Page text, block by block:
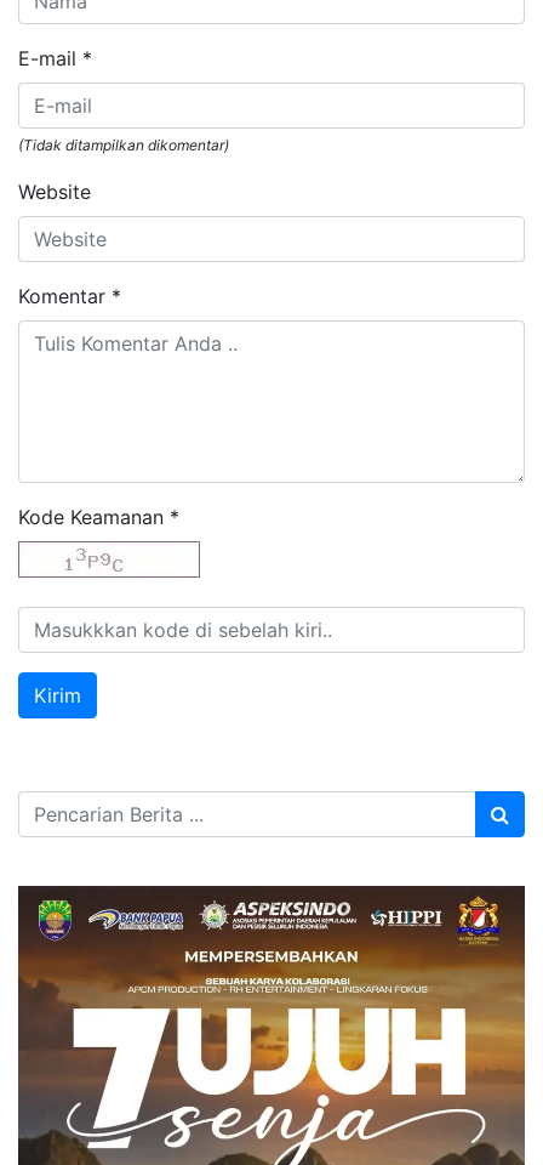
E-mail *
(Tidak ditampilkan dikomentar)
Website
Komentar *
Kode Keamanan *